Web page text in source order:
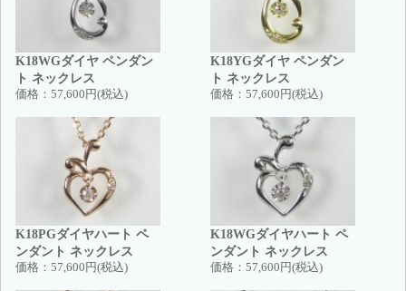
K18WGダイヤ ペンダン
ト ネックレス
価格： 57,600円(税込)
K18YGダイヤ ペンダン
ト ネックレス
価格： 57,600円(税込)
K18PGダイヤハート ペ
ンダント ネックレス
価格： 57,600円(税込)
K18WGダイヤハート ペ
ンダント ネックレス
価格： 57,600円(税込)